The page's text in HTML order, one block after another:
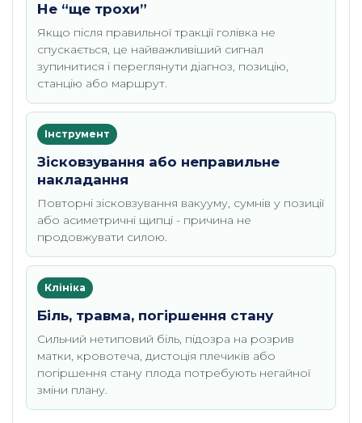
Не “ще трохи”
Якщо після правильної тракції голівка не
спускається, це найважливіший сигнал
зупинитися і переглянути діагноз, позицію,
станцію або маршрут.
Інструмент
Зісковзування або неправильне
накладання
Повторні зісковзування вакууму, сумнів у позиції
або асиметричні щипці - причина не
продовжувати силою.
Клініка
Біль, травма, погіршення стану
Сильний нетиповий біль, підозра на розрив
матки, кровотеча, дистоція плечиків або
погіршення стану плода потребують негайної
зміни плану.